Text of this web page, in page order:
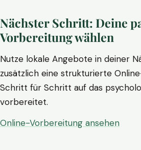
Nächster Schritt: Deine
Vorbereitung wählen
Nutze lokale Angebote in deiner
zusätzlich eine strukturierte
Schritt für Schritt auf das
vorbereitet.
Online-Vorbereitung ansehen